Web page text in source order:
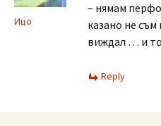
Ицо
– нямам
казано не съм
виждал … и
Reply